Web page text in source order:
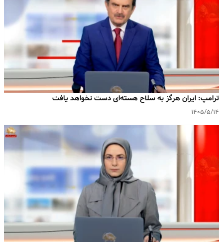
ترامپ: ایران هرگز به سلاح هسته‌ای دست نخواهد یافت
۱۴۰۵/۵/۱۴